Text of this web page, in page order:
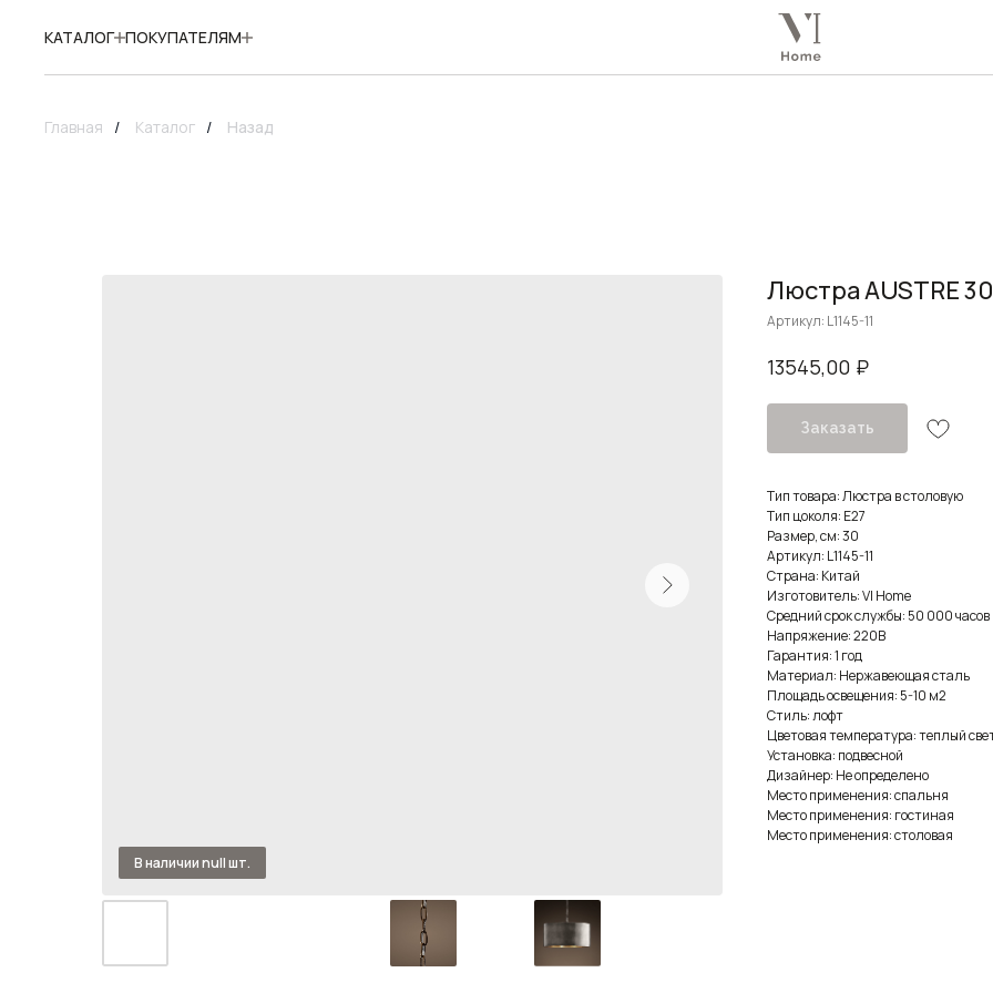
КАТАЛОГ ПОКУПАТЕЛЯМ
Главная / Каталог / Назад
Люстра AUSTRE
Артикул: L1145-11
13545,00 ₽
Заказать
Тип товара: Люстра в столовую
Тип цоколя: E27
Размер, см: 30
Артикул: L1145-11
Страна: Китай
Изготовитель: VI Home
Средний срок службы: 50 000 часов
Напряжение: 220В
Гарантия: 1 год
Материал: Нержавеющая сталь
Площадь освещения: 5-10 м2
Стиль: лофт
Цветовая температура: теплый
Установка: подвесной
Дизайнер: Не определено
Место применения: спальня
Место применения: гостиная
Место применения: столовая